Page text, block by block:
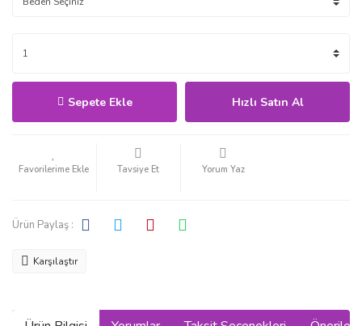
Sepete Ekle Hızlı Satın Al
Tavsiye Et Yorum Yaz
Ürün Paylaş :
Karşılaştır